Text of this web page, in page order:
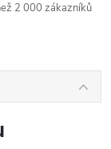
2 000 zákazníků